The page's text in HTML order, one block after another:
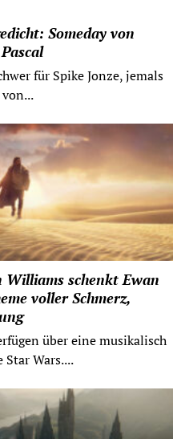
Someday von
für Spike Jonze, jemals
Williams schenkt Ewan
voller Schmerz,
über eine musikalisch
Wars....